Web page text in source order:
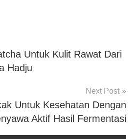
Untuk Kulit Rawat Dari
Hadju
Next Post
Untuk Kesehatan Dengan
Aktif Hasil Fermentasi